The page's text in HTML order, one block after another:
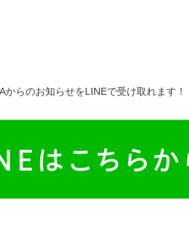
からのお知らせをLINEで受け取れます！